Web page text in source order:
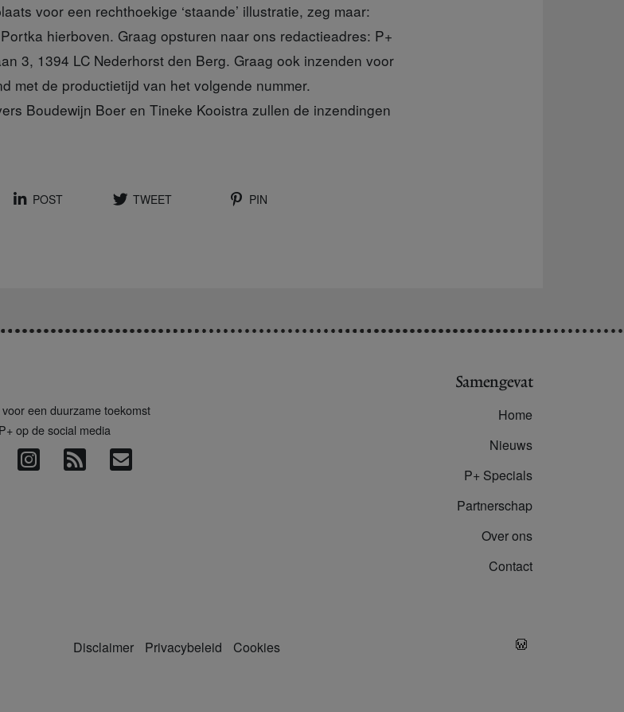
voor een rechthoekige ‘staande’ illustratie, zeg maar:
hierboven. Graag opsturen naar ons redactieadres: P+
3, 1394 LC Nederhorst den Berg. Graag ook inzenden voor
met de productietijd van het volgende nummer.
Boudewijn Boer en Tineke Kooistra zullen de inzendingen
POST TWEET PIN
een duurzame toekomst
op de social media
Samengevat
Home
Nieuws
P+ Specials
Partnerschap
Over ons
Contact
Disclaimer Privacybeleid Cookies